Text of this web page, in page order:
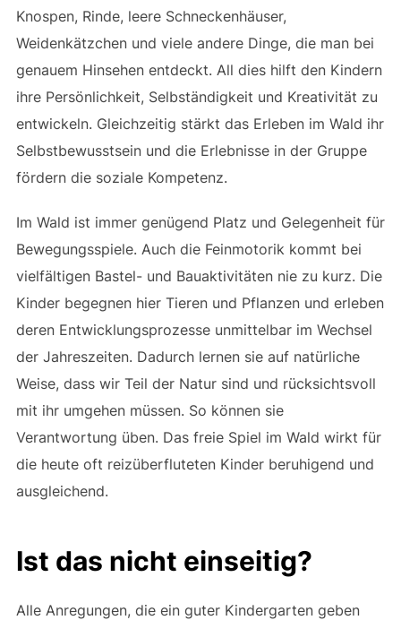
Knospen, Rinde, leere Schneckenhäuser,
Weidenkätzchen und viele andere Dinge, die man bei
genauem Hinsehen entdeckt. All dies hilft den Kindern
ihre Persönlichkeit, Selbständigkeit und Kreativität zu
entwickeln. Gleichzeitig stärkt das Erleben im Wald ihr
Selbstbewusstsein und die Erlebnisse in der Gruppe
fördern die soziale Kompetenz.
Im Wald ist immer genügend Platz und Gelegenheit für
Bewegungsspiele. Auch die Feinmotorik kommt bei
vielfältigen Bastel- und Bauaktivitäten nie zu kurz. Die
Kinder begegnen hier Tieren und Pflanzen und erleben
deren Entwicklungsprozesse unmittelbar im Wechsel
der Jahreszeiten. Dadurch lernen sie auf natürliche
Weise, dass wir Teil der Natur sind und rücksichtsvoll
mit ihr umgehen müssen. So können sie
Verantwortung üben. Das freie Spiel im Wald wirkt für
die heute oft reizüberfluteten Kinder beruhigend und
ausgleichend.
Ist das nicht einseitig?
Alle Anregungen, die ein guter Kindergarten geben